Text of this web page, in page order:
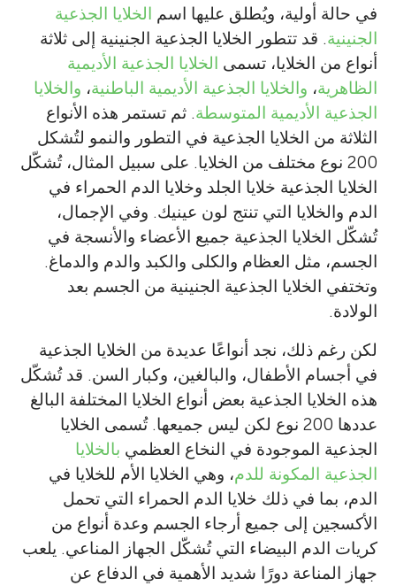
في حالة أولية، ويُطلق عليها اسم الخلايا الجذعية
الجنينية. قد تتطور الخلايا الجذعية الجنينية إلى ثلاثة
أنواع من الخلايا، تسمى الخلايا الجذعية الأديمية
الظاهرية، والخلايا الجذعية الأديمية الباطنية، والخلايا
الجذعية الأديمية المتوسطة. ثم تستمر هذه الأنواع
الثلاثة من الخلايا الجذعية في التطور والنمو لتُشكل
200 نوع مختلف من الخلايا. على سبيل المثال، تُشكّل
الخلايا الجذعية خلايا الجلد وخلايا الدم الحمراء في
الدم والخلايا التي تنتج لون عينيك. وفي الإجمال،
تُشكّل الخلايا الجذعية جميع الأعضاء والأنسجة في
الجسم، مثل العظام والكلى والكبد والدم والدماغ.
وتختفي الخلايا الجذعية الجنينية من الجسم بعد
الولادة.
لكن رغم ذلك، نجد أنواعًا عديدة من الخلايا الجذعية
في أجسام الأطفال، والبالغين، وكبار السن. قد تُشكّل
هذه الخلايا الجذعية بعض أنواع الخلايا المختلفة البالغ
عددها 200 نوع لكن ليس جميعها. تُسمى الخلايا
الجذعية الموجودة في النخاع العظمي بالخلايا
الجذعية المكونة للدم، وهي الخلايا الأم للخلايا في
الدم، بما في ذلك خلايا الدم الحمراء التي تحمل
الأكسجين إلى جميع أرجاء الجسم وعدة أنواع من
كريات الدم البيضاء التي تُشكّل الجهاز المناعي. يلعب
جهاز المناعة دورًا شديد الأهمية في الدفاع عن